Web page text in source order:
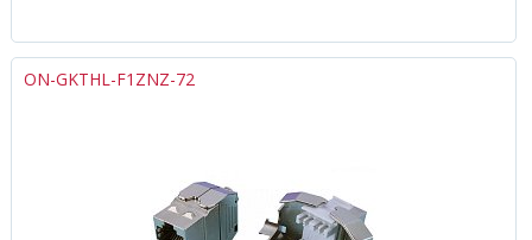
ON-GKTHL-F1ZNZ-72